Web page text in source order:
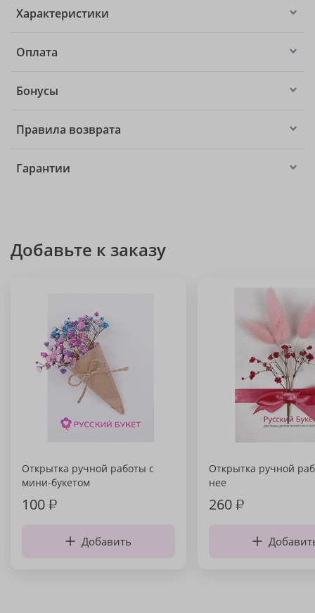
Характеристики
Оплата
Бонусы
Правила возврата
Гарантии
Добавьте к заказу
Открытка ручной работы с
мини-букетом
100₽
Добавить
Открытка ручной
нее
260₽